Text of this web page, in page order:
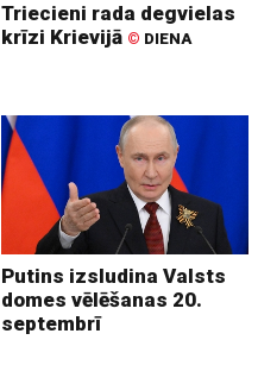
Triecieni rada degvielas
krīzi Krievijā © DIENA
Putins izsludina Valsts
domes vēlēšanas 20.
septembrī